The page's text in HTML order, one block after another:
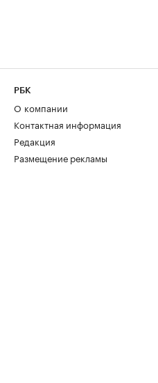
РБК
О компании
Контактная информация
Редакция
Размещение рекламы